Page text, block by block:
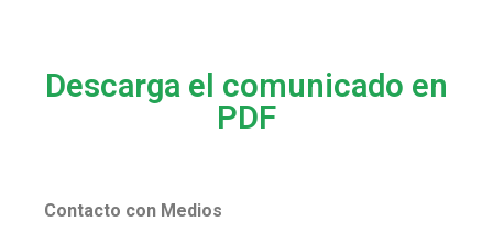
Descarga el comunicado en
PDF
Contacto con Medios